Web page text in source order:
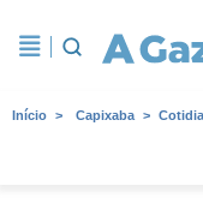
Início Capixaba